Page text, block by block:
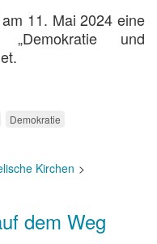
11. Mai 2024 eine
und
Demokratie
Kirchen
dem Weg